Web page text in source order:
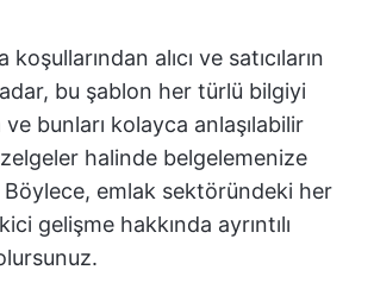
alıcı ve satıcıların
bu şablon her türlü bilgiyi
ve bunları kolayca anlaşılabilir
halinde belgelemenize
Böylece, emlak sektöründeki her
gelişme hakkında ayrıntılı